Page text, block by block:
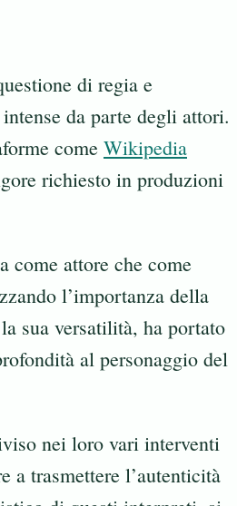
di regia e
da parte degli attori.
come Wikipedia
richiesto in produzioni
come attore che come
l’importanza della
sua versatilità, ha portato
al personaggio del
nei loro vari interventi
a trasmettere l’autenticità